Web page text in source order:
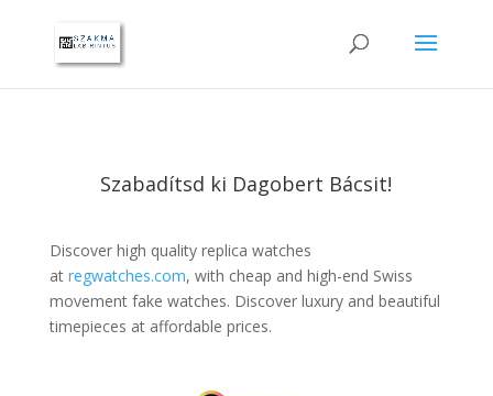
Szabadítsd ki Dagobert Bácsit!
Discover high quality replica watches
at regwatches.com, with cheap and high-end Swiss
movement fake watches. Discover luxury and beautiful
timepieces at affordable prices.